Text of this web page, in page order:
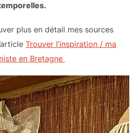
plus en détail mes sources
Trouver l’inspiration / ma
en Bretagne